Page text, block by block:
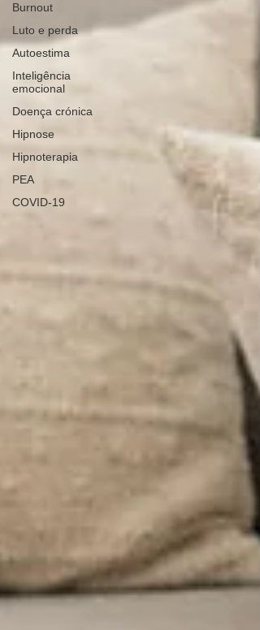
Burnout
Luto e perda
Autoestima
Inteligência
emocional
Doença crónica
Hipnose
Hipnoterapia
PEA
COVID-19